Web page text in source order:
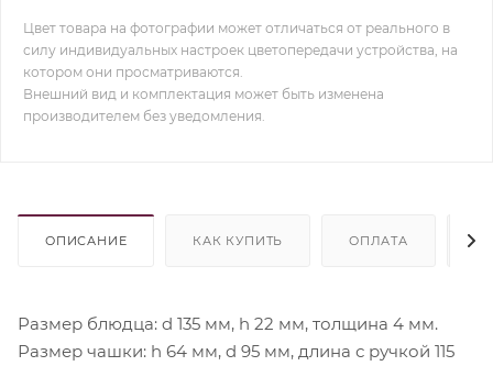
Цвет товара на фотографии может отличаться от реального в
силу индивидуальных настроек цветопередачи устройства, на
котором они просматриваются.
Внешний вид и комплектация может быть изменена
производителем без уведомления.
ОПИСАНИЕ КАК КУПИТЬ ОПЛАТА
Размер блюдца: d 135 мм, h 22 мм, толщина 4 мм.
Размер чашки: h 64 мм, d 95 мм, длина с ручкой 115